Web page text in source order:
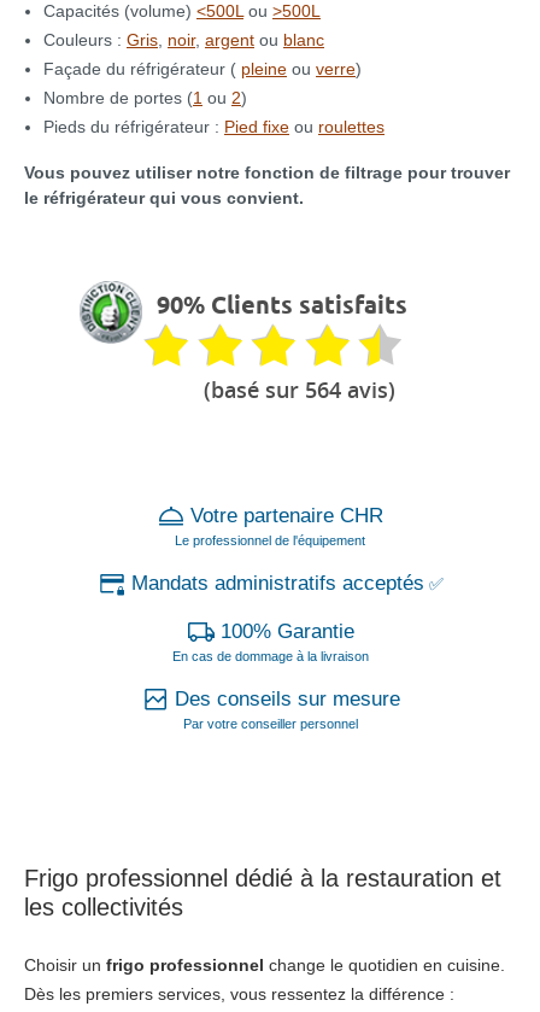
Capacités (volume) <500Lou >500L
Couleurs : Gris, noir, argent ou blanc
Façade du réfrigérateur ( pleine ou verre)
Nombre de portes (1 ou 2)
Pieds du réfrigérateur : Pied fixe ou roulettes
Vous pouvez utiliser notre fonction de filtrage pour trouver
le réfrigérateur qui vous convient.
90% Clients satisfaits
(basé sur 564 avis)
Votre partenaire CHR
Le professionnel de l'équipement
Mandats administratifs acceptés ✅
100% Garantie
En cas de dommage à la livraison
Des conseils sur mesure
Par votre conseiller personnel
Frigo professionnel dédié à la restauration et
les collectivités
Choisir un frigo professionnel change le quotidien en cuisine.
Dès les premiers services, vous ressentez la différence :